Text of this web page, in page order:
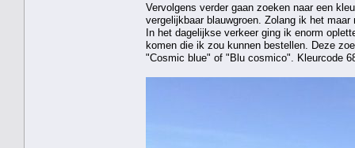
Vervolgens verder gaan zoeken naar een
vergelijkbaar blauwgroen. Zolang ik het
In het dagelijkse verkeer ging ik enorm
komen die ik zou kunnen bestellen. Deze
"Cosmic blue" of "Blu cosmico". Kleurcode